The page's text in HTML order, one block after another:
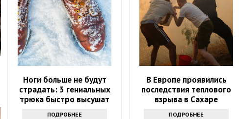
Ноги больше не будут
страдать: 3 гениальных
трюка быстро высушат
обувь зимой
ПОДРОБНЕЕ
В Европе проявились
последствия теплового
взрыва в Сахаре
ПОДРОБНЕЕ